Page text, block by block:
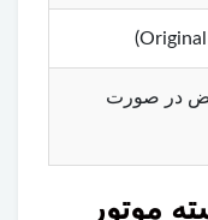
در صورت
موتور